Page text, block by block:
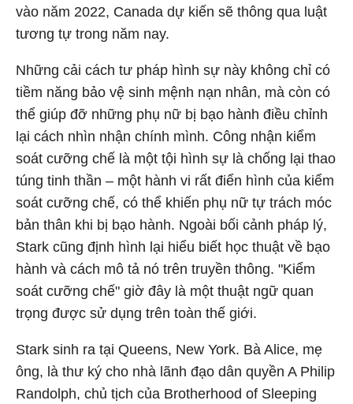
vào năm 2022, Canada dự kiến sẽ thông qua luật
tương tự trong năm nay.
Những cải cách tư pháp hình sự này không chỉ có
tiềm năng bảo vệ sinh mệnh nạn nhân, mà còn có
thể giúp đỡ những phụ nữ bị bạo hành điều chỉnh
lại cách nhìn nhận chính mình. Công nhận kiểm
soát cưỡng chế là một tội hình sự là chống lại thao
túng tinh thần – một hành vi rất điển hình của kiểm
soát cưỡng chế, có thể khiến phụ nữ tự trách móc
bản thân khi bị bạo hành. Ngoài bối cảnh pháp lý,
Stark cũng định hình lại hiểu biết học thuật về bạo
hành và cách mô tả nó trên truyền thông. "Kiểm
soát cưỡng chế" giờ đây là một thuật ngữ quan
trọng được sử dụng trên toàn thế giới.
Stark sinh ra tại Queens, New York. Bà Alice, mẹ
ông, là thư ký cho nhà lãnh đạo dân quyền A Philip
Randolph, chủ tịch của Brotherhood of Sleeping